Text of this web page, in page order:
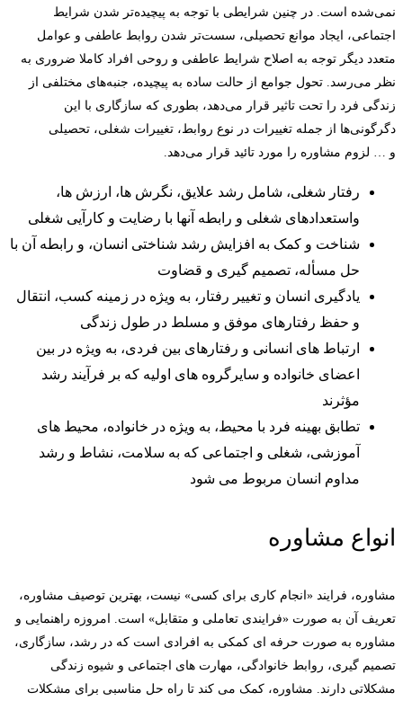
نمی‌شده است. در چنین شرایطی با توجه به پیچیده‌تر شدن شرایط
اجتماعی، ایجاد موانع تحصیلی، سست‌تر شدن روابط عاطفی و عوامل
متعدد دیگر توجه به اصلاح شرایط عاطفی و روحی افراد کاملا ضروری به
نظر می‌رسد. تحول جوامع از حالت ساده به پیچیده، جنبه‌های مختلفی از
زندگی فرد را تحت تاثیر قرار می‌دهد، بطوری که سازگاری با این
دگرگونی‌ها از جمله تغییرات در نوع روابط، تغییرات شغلی، تحصیلی
و … لزوم مشاوره را مورد تائید قرار می‌دهد.
رفتار شغلی، شامل رشد علایق، نگرش ها، ارزش ها،
واستعدادهای شغلی و رابطه آنها با رضایت و کارآیی شغلی
شناخت و کمک به افزایش رشد شناختی انسان، و رابطه آن با
حل مسأله، تصمیم گیری و قضاوت
یادگیری انسان و تغییر رفتار، به ویژه در زمینه کسب، انتقال
و حفظ رفتارهای موفق و مسلط در طول زندگی
ارتباط های انسانی و رفتارهای بین فردی، به ویژه در بین
اعضای خانواده و سایرگروه های اولیه که بر فرآیند رشد
مؤثرند
تطابق بهینه فرد با محیط، به ویژه در خانواده، محیط های
آموزشی، شغلی و اجتماعی که به سلامت، نشاط و رشد
مداوم انسان مربوط می شود
انواع مشاوره
مشاوره، فرایند «انجام کاری برای کسی» نیست، بهترین توصیف مشاوره،
تعریف آن به صورت «فرایندی تعاملی و متقابل» است. امروزه راهنمایی و
مشاوره به صورت حرفه ای کمکی به افرادی است که در رشد، سازگاری،
تصمیم گیری، روابط خانوادگی، مهارت های اجتماعی و شیوه زندگی
مشکلاتی دارند. مشاوره، کمک می کند تا راه حل مناسبی برای مشکلات